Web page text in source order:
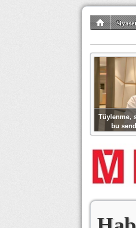
Siyaset
Tüylenme,
bu